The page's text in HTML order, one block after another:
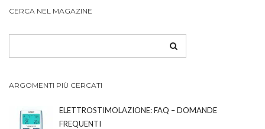
CERCA NEL MAGAZINE
ARGOMENTI PIÙ CERCATI
ELETTROSTIMOLAZIONE: FAQ – DOMANDE
FREQUENTI